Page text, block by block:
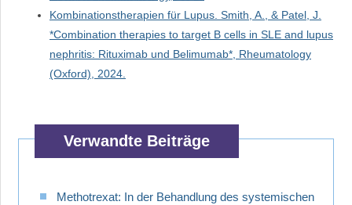
Kombinationstherapien für Lupus. Smith, A., & Patel, J.
*Combination therapies to target B cells in SLE and lupus
nephritis: Rituximab und Belimumab*, Rheumatology
(Oxford), 2024.
Verwandte Beiträge
Methotrexat: In der Behandlung des systemischen